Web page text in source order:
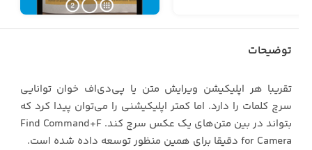
توضیحات
تقریبا هر اپلیکیشن ویرایش متن یا پی‌دی‌اف خوان توانایی
سرچ کلمات را دارد. اما کمتر اپلیکیشنی را می‌توان پیدا کرد که
بتواند در بین متن‌های یک عکس سرچ کند. Find Command+F
for Camera دقیقا برای همین منظور توسعه داده شده است.